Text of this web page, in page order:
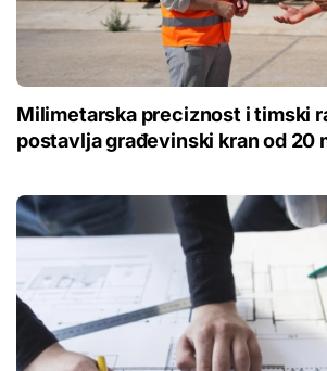
Milimetarska preciznost i timski
postavlja građevinski kran od 20